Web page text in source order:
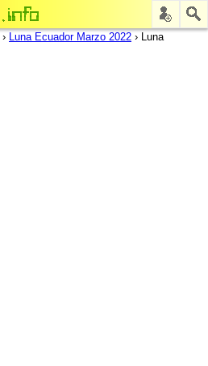
› Luna Ecuador Marzo 2022 › Luna